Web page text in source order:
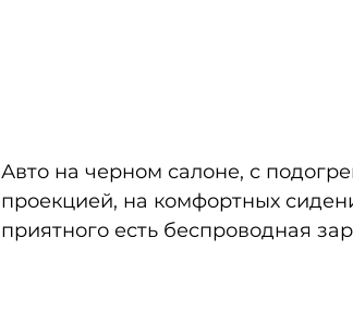
Авто на черном салоне, с
проекцией, на комфортных
приятного есть беспроводная